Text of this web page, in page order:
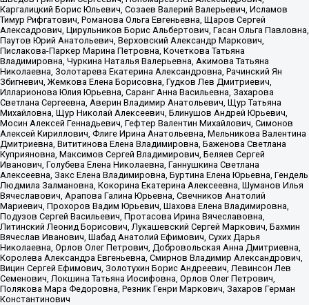
Каргалицкий Борис Юльевич, Созаев Валерий Валерьевич, Исламов
Тимур Рифгатович, Романова Ольга Евгеньевна, Щаров Сергей
Алексадрович, Цирульников Борис Альбертович, Гасан Ольга Павловна,
Паутов Юрий Анатольевич, Верховский Александр Маркович,
Пислакова-Паркер Марина Петровна, Кочеткова Татьяна
Владимировна, Чуркина Наталья Валерьевна, Акимова Татьяна
Николаевна, Золотарева Екатерина Александровна, Рачинский Ян
Збигневич, Жемкова Елена Борисовна, Гудков Лев Дмитриевич,
Илларионова Юлия Юрьевна, Саранг Анна Васильевна, Захарова
Светлана Сергеевна, Аверин Владимир Анатольевич, Щур Татьяна
Михайловна, Щур Николай Алексеевич, Блинушов Андрей Юрьевич,
Мосин Алексей Геннадьевич, Гефтер Валентин Михайлович, Симонов
Алексей Кириллович, Флиге Ирина Анатольевна, Мельникова Валентина
Дмитриевна, Вититинова Елена Владимировна, Баженова Светлана
Куприяновна, Максимов Сергей Владимирович, Беляев Сергей
Иванович, Голубева Елена Николаевна, Ганнушкина Светлана
Алексеевна, Закс Елена Владимировна, Буртина Елена Юрьевна, Гендель
Людмила Залмановна, Кокорина Екатерина Алексеевна, Шуманов Илья
Вячеславович, Арапова Галина Юрьевна, Свечников Анатолий
Мариевич, Прохоров Вадим Юрьевич, Шахова Елена Владимировна,
Подузов Сергей Васильевич, Протасова Ирина Вячеславовна,
Литинский Леонид Борисович, Лукашевский Сергей Маркович, Бахмин
Вячеслав Иванович, Шабад Анатолий Ефимович, Сухих Дарья
Николаевна, Орлов Олег Петрович, Добровольская Анна Дмитриевна,
Королева Александра Евгеньевна, Смирнов Владимир Александрович,
Вицин Сергей Ефимович, Золотухин Борис Андреевич, Левинсон Лев
Семенович, Локшина Татьяна Иосифовна, Орлов Олег Петрович,
Полякова Мара Федоровна, Резник Генри Маркович, Захаров Герман
Константинович